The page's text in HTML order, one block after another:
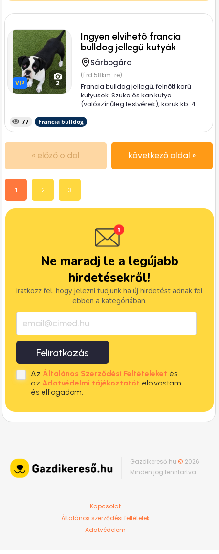
VIP
VIP 2
Ingyen elvihetô francia
bulldog jellegű kutyák
Sárbogárd
(Érd 58km-re)
Francia bulldog jellegű, felnőtt korú
kutyusok. Szuka és kan kutya
(valószínűleg testvérek), koruk kb. 4
77 Francia bulldog
« előző oldal következő oldal »
1 2 3
Ne maradj le a legújabb
hirdetésekről!
Iratkozz fel, hogy jelezni tudjunk ha új hirdetést adnak fel
ebben a kategóriában.
Feliratkozás
Az Általános Szerződési Feltételeket és
az Adatvédelmi tájékoztatót elolvastam
és elfogadom.
Gazdikereső.hu © 2026
Minden jog fenntartva.
Kapcsolat
Általános szerződési feltételek
Adatvédelem